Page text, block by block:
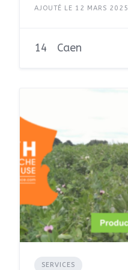
AJOUTÉ LE 12 MARS 2025
14 Caen
SERVICES